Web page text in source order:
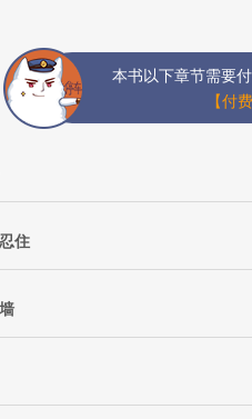
本书以下章节需要
【付
住